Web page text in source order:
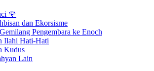
🌹
dan Ekorsisme
Pengembara ke Enoch
Ilahi Hati-Hati
Kudus
Lain